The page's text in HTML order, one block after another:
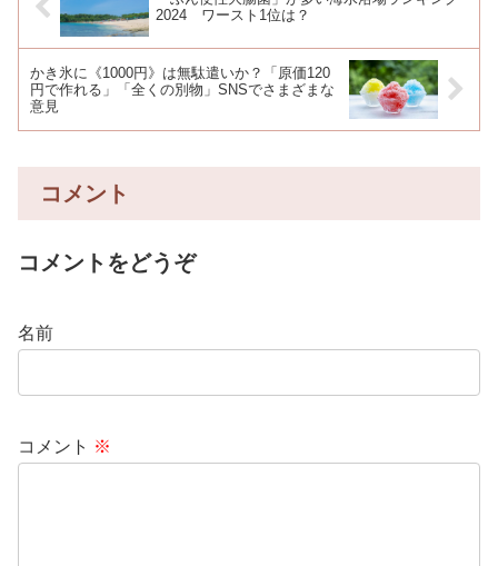
2024 ワースト1位は？
かき氷に《1000円》は無駄遣いか？「原価120
円で作れる」「全くの別物」SNSでさまざまな
意見
コメント
コメントをどうぞ
名前
コメント ※